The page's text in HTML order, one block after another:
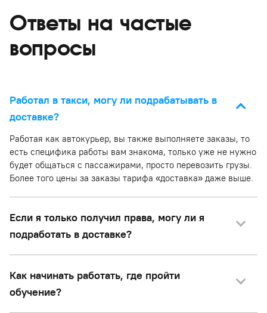
Ответы на частые
вопросы
Работал в такси, могу ли подрабатывать в
доставке?
Работая как автокурьер, вы также выполняете заказы, то
есть специфика работы вам знакома, только уже не нужно
будет общаться с пассажирами, просто перевозить грузы.
Более того цены за заказы тарифа «доставка» даже выше.
Если я только получил права, могу ли я
подработать в доставке?
Как начинать работать, где пройти
обучение?